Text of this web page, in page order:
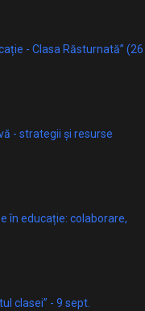
- Clasa Răsturnată” (26
- strategii și resurse
în educație: colaborare,
clasei” - 9 sept.